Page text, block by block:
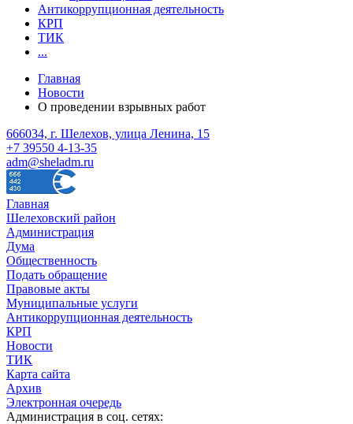
Антикоррупционная деятельность
КРП
ТИК
...
Главная
Новости
О проведении взрывных работ
666034, г. Шелехов, улица Ленина, 15
+7 39550 4-13-35
adm@sheladm.ru
Главная
Шелеховский район
Администрация
Дума
Общественность
Подать обращение
Правовые акты
Муниципальные услуги
Антикоррупционная деятельность
КРП
Новости
ТИК
Карта сайта
Архив
Электронная очередь
Администрация в соц. сетях: